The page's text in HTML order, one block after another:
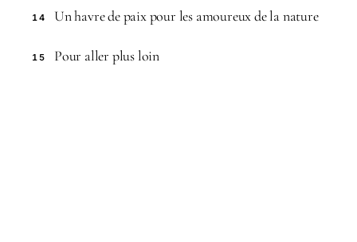
14 Un havre de paix pour les amoureux de la nature
15 Pour aller plus loin